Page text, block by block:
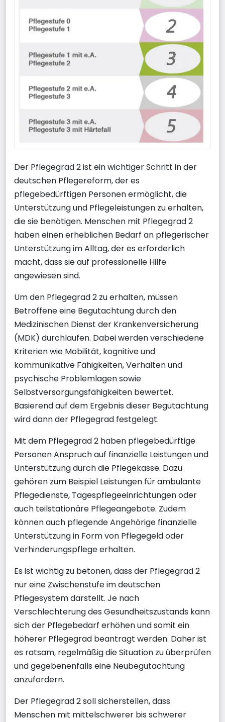
Der Pflegegrad 2 ist ein wichtiger Schritt in der
deutschen Pflegereform, der es
pflegebedürftigen Personen ermöglicht, die
Unterstützung und Pflegeleistungen zu erhalten,
die sie benötigen. Menschen mit Pflegegrad 2
haben einen erheblichen Bedarf an pflegerischer
Unterstützung im Alltag, der es erforderlich
macht, dass sie auf professionelle Hilfe
angewiesen sind.
Um den Pflegegrad 2 zu erhalten, müssen
Betroffene eine Begutachtung durch den
Medizinischen Dienst der Krankenversicherung
(MDK) durchlaufen. Dabei werden verschiedene
Kriterien wie Mobilität, kognitive und
kommunikative Fähigkeiten, Verhalten und
psychische Problemlagen sowie
Selbstversorgungsfähigkeiten bewertet.
Basierend auf dem Ergebnis dieser Begutachtung
wird dann der Pflegegrad festgelegt.
Mit dem Pflegegrad 2 haben pflegebedürftige
Personen Anspruch auf finanzielle Leistungen und
Unterstützung durch die Pflegekasse. Dazu
gehören zum Beispiel Leistungen für ambulante
Pflegedienste, Tagespflegeeinrichtungen oder
auch teilstationäre Pflegeangebote. Zudem
können auch pflegende Angehörige finanzielle
Unterstützung in Form von Pflegegeld oder
Verhinderungspflege erhalten.
Es ist wichtig zu betonen, dass der Pflegegrad 2
nur eine Zwischenstufe im deutschen
Pflegesystem darstellt. Je nach
Verschlechterung des Gesundheitszustands kann
sich der Pflegebedarf erhöhen und somit ein
höherer Pflegegrad beantragt werden. Daher ist
es ratsam, regelmäßig die Situation zu überprüfen
und gegebenenfalls eine Neubegutachtung
anzufordern.
Der Pflegegrad 2 soll sicherstellen, dass
Menschen mit mittelschwerer bis schwerer